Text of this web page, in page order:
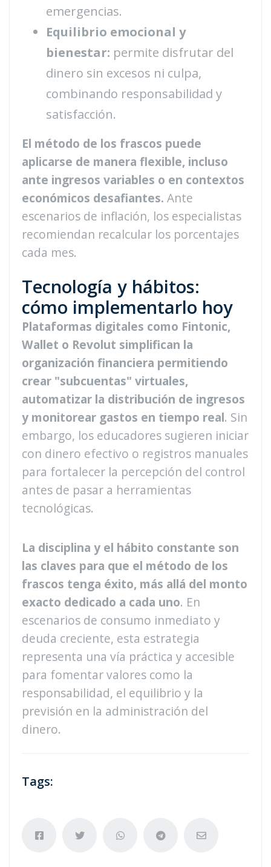
emergencias.
Equilibrio emocional y
bienestar: permite disfrutar del
dinero sin excesos ni culpa,
combinando responsabilidad y
satisfacción.
El método de los frascos puede
aplicarse de manera flexible, incluso
ante ingresos variables o en contextos
económicos desafiantes. Ante
escenarios de inflación, los especialistas
recomiendan recalcular los porcentajes
cada mes.
Tecnología y hábitos:
cómo implementarlo hoy
Plataformas digitales como Fintonic,
Wallet o Revolut simplifican la
organización financiera permitiendo
crear "subcuentas" virtuales,
automatizar la distribución de ingresos
y monitorear gastos en tiempo real. Sin
embargo, los educadores sugieren iniciar
con dinero efectivo o registros manuales
para fortalecer la percepción del control
antes de pasar a herramientas
tecnológicas.
La disciplina y el hábito constante son
las claves para que el método de los
frascos tenga éxito, más allá del monto
exacto dedicado a cada uno. En
escenarios de consumo inmediato y
deuda creciente, esta estrategia
representa una vía práctica y accesible
para fomentar valores como la
responsabilidad, el equilibrio y la
previsión en la administración del
dinero.
Tags: